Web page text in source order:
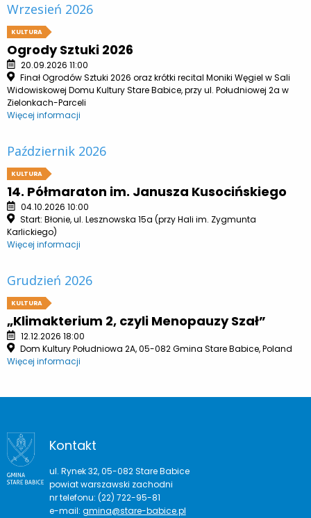
Wrzesień 2026
KULTURA
Ogrody Sztuki 2026
20.09.2026 11:00
Finał Ogrodów Sztuki 2026 oraz krótki recital Moniki Węgiel w Sali
Widowiskowej Domu Kultury Stare Babice, przy ul. Południowej 2a w
Zielonkach-Parceli
Więcej informacji
Październik 2026
KULTURA
14. Półmaraton im. Janusza Kusocińskiego
04.10.2026 10:00
Start: Błonie, ul. Lesznowska 15a (przy Hali im. Zygmunta
Karlickiego)
Więcej informacji
Grudzień 2026
KULTURA
„Klimakterium 2, czyli Menopauzy Szał”
12.12.2026 18:00
Dom Kultury Południowa 2A, 05-082 Gmina Stare Babice, Poland
Więcej informacji
Kontakt
ul. Rynek 32, 05-082 Stare Babice
powiat warszawski zachodni
nr telefonu: (22) 722-95-81
e-mail: gmina@stare-babice.pl